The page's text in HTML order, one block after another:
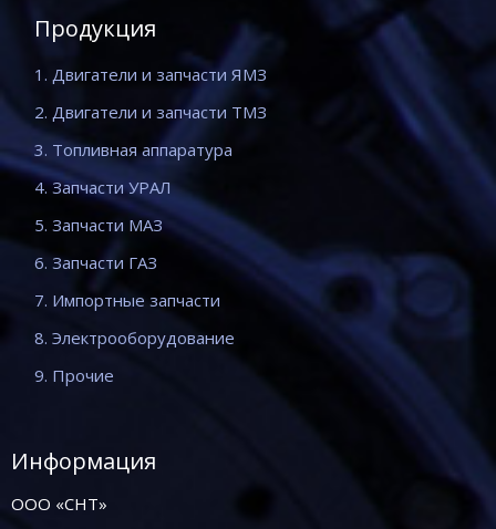
Продукция
1. Двигатели и запчасти ЯМЗ
2. Двигатели и запчасти ТМЗ
3. Топливная аппаратура
4. Запчасти УРАЛ
5. Запчасти МАЗ
6. Запчасти ГАЗ
7. Импортные запчасти
8. Электрооборудование
9. Прочие
Информация
ООО «СНТ»